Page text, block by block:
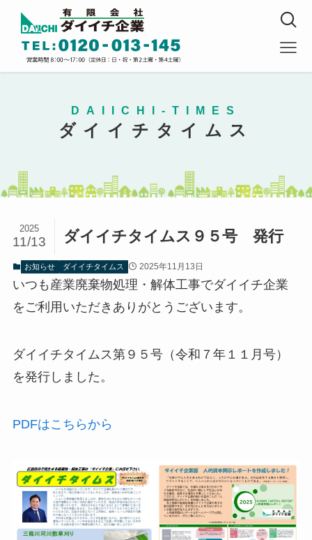
DAIICHI-TIMES
ダイイチタイムス
ダイイチタイムス９５号 発行
2025
11/13
お知らせ ダイイチタイムス 2025年11月13日
いつも産業廃棄物処理・解体工事でダイイチ企業
をご利用いただきありがとうございます。
ダイイチタイムス第９５号（令和７年１１月号）
を発行しました。
PDFはこちらから